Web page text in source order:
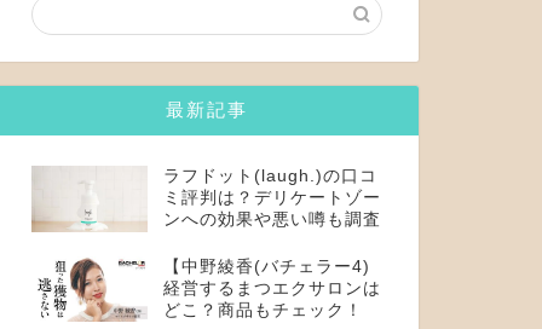
最新記事
ラフドット(laugh.)の口コ
ミ評判は？デリケートゾー
ンへの効果や悪い噂も調査
【中野綾香(バチェラー4)
経営するまつエクサロンは
どこ？商品もチェック！